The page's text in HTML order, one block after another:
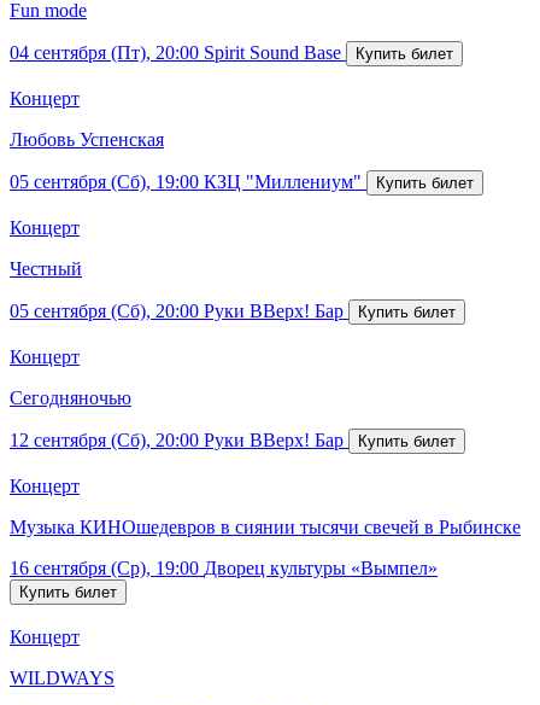
Fun mode
04 сентября (Пт), 20:00 Spirit Sound Base
Концерт
Любовь Успенская
05 сентября (Сб), 19:00 КЗЦ "Миллениум"
Концерт
Честный
05 сентября (Сб), 20:00 Руки ВВерх! Бар
Концерт
Сегодняночью
12 сентября (Сб), 20:00 Руки ВВерх! Бар
Концерт
Музыка КИНОшедевров в сиянии тысячи свечей в Рыбинске
16 сентября (Ср), 19:00 Дворец культуры «Вымпел»
Концерт
WILDWAYS